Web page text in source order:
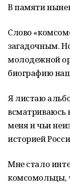
В памяти
Слово
загадочным.
молодежной
биографию
Я листаю
всматриваюсь
меня и чьи
историей
Мне стало
комсомольцы,